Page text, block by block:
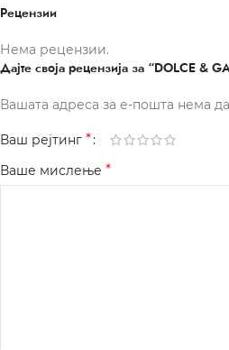
Рецензии
Нема рецензии.
Дајте своја рецензија за “DOLCE &
Вашата адреса за е-пошта нема
Ваш рејтинг *
Ваше мислење *